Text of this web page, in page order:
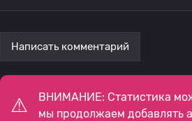
Написать комментарий
ВНИМАНИЕ: Статистика
мы продолжаем добавлять